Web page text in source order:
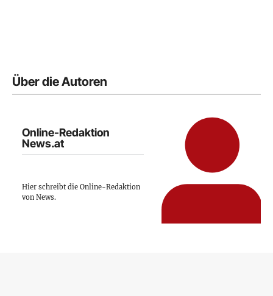
Über die Autoren
Online-Redaktion
News.at
Hier schreibt die Online-Redaktion
von News.